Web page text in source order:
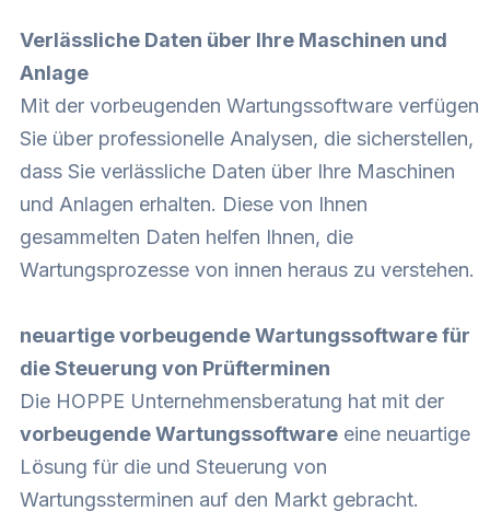
Verlässliche Daten über Ihre Maschinen und
Anlage
Mit der vorbeugenden Wartungssoftware verfügen
Sie über professionelle Analysen, die sicherstellen,
dass Sie verlässliche Daten über Ihre Maschinen
und Anlagen erhalten. Diese von Ihnen
gesammelten Daten helfen Ihnen, die
Wartungsprozesse von innen heraus zu verstehen.
neuartige vorbeugende Wartungssoftware für
die Steuerung von Prüfterminen
Die HOPPE Unternehmensberatung hat mit der
vorbeugende Wartungssoftware eine neuartige
Lösung für die und Steuerung von
Wartungssterminen auf den Markt gebracht.